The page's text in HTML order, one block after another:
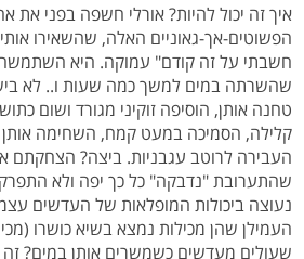
איך זה יכול להיות? אורלי חשפה בפני את
הפשוטים-אך-גאוניים האלה, שהשאירו
חשבתי על זה קודם" עמוקה. היא
שהשרתה במים למשך כמה שעות ו.. לא
טחנה אותן, הוסיפה זוקיני מגורד ושום
קלילה, הסמיכה במעט קמח, השחימה אותן
העבירה לרוטב עגבניות. ביצה? הצחקתם
שהתערובת "נדבקה" כל כך יפה ולא
נעוצה ביכולות המופלאות של העדשים
העמילן שהן מכילות נמצא בשיא כושרו
שעולים מעדשים כשמשרים אותן במים? זה